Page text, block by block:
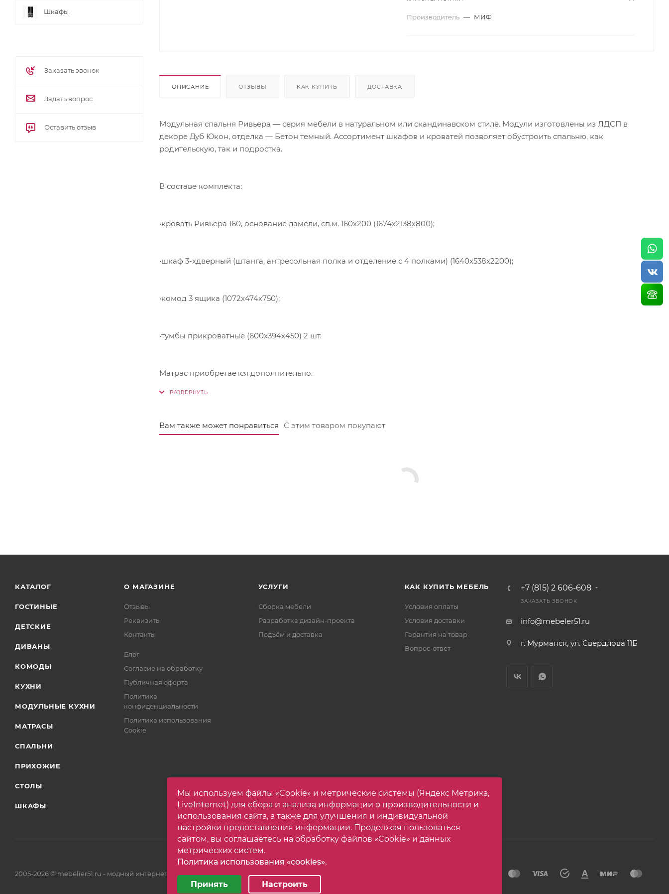
Производитель — МИФ
ОПИСАНИЕ ОТЗЫВЫ КАК КУПИТЬ ДОСТАВКА
Модульная спальня Ривьера — серия мебели в натуральном или скандинавском стиле. Модули изготовлены из ЛДСП в
декоре Дуб Юкон, отделка — Бетон темный. Ассортимент шкафов и кроватей позволяет обустроить спальню, как
родительскую, так и подростка.
В составе комплекта:
•кровать Ривьера 160, основание ламели, сп.м. 160х200 (1674х2138х800);
•шкаф 3-хдверный (штанга, антресольная полка и отделение с 4 полками) (1640х538х2200);
•комод 3 ящика (1072х474х750);
•тумбы прикроватные (600х394х450) 2 шт.
Матрас приобретается дополнительно.
Вам также может понравиться С этим товаром покупают
Шкафы
Заказать звонок
Задать вопрос
Оставить отзыв
КАТАЛОГ
ГОСТИНЫЕ
ДЕТСКИЕ
ДИВАНЫ
КОМОДЫ
КУХНИ
МОДУЛЬНЫЕ КУХНИ
МАТРАСЫ
СПАЛЬНИ
ПРИХОЖИЕ
СТОЛЫ
ШКАФЫ
О МАГАЗИНЕ
Отзывы
Реквизиты
Контакты
Блог
Согласие на обработку
Публичная оферта
Политика
конфиденциальности
Политика использования
Cookie
УСЛУГИ
Сборка мебели
Разработка дизайн-проекта
Подъём и доставка
КАК КУПИТЬ МЕБЕЛЬ
Условия оплаты
Условия доставки
Гарантия на товар
Вопрос-ответ
+7 (815) 2 606-608
ЗАКАЗАТЬ ЗВОНОК
info@mebeler51.ru
г. Мурманск, ул. Свердлова 11Б
2005-2026 © mebelier51.ru - модный интернет-магазин не дорогой корпусной мебели. Все права защищены.
Мы используем файлы «Cookie» и метрические системы (Яндекс Метрика,
LiveInternet) для сбора и анализа информации о производительности и
использования сайта, а также для улучшения и индивидуальной
настройки предоставления информации. Продолжая пользоваться
сайтом, вы соглашаетесь на обработку файлов «Cookie» и данных
метрических систем.
Политика использования «cookies».
Минимальные Аналитические/Функциональные
Принять Настроить